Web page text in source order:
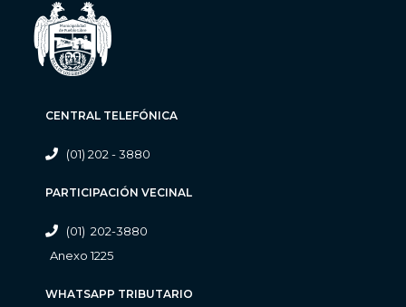
CENTRAL TELEFÓNICA
(01) 202 - 3880
PARTICIPACIÓN VECINAL
(01) 202-3880
Anexo 1225
WHATSAPP TRIBUTARIO